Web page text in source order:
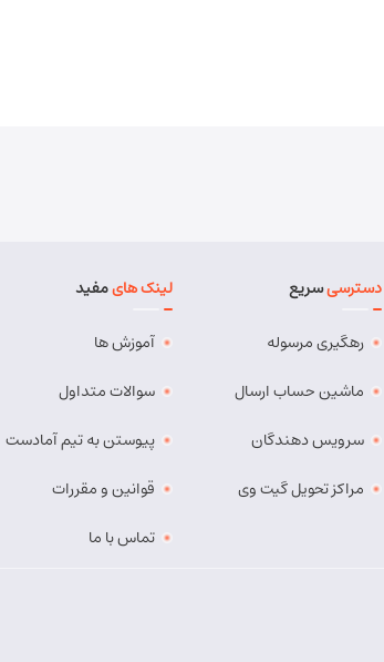
دسترسیسریع
رهگیری مرسوله
ماشین حساب ارسال
سرویس دهندگان
مراکز تحویل گیت وی
لینک هایمفید
آموزش ها
سوالات متداول
پیوستن به تیم آمادست
قوانین و مقررات
تماس با ما